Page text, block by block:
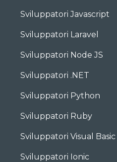
Sviluppatori Javascript
Sviluppatori Laravel
Sviluppatori Node JS
Sviluppatori .NET
Sviluppatori Python
Sviluppatori Ruby
Sviluppatori Visual Basic
Sviluppatori Ionic